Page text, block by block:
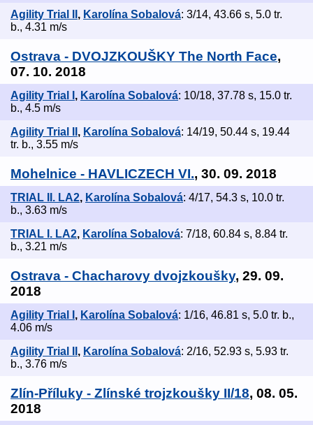
Agility Trial II , Karolína Sobalová: 3/14, 43.66 s, 5.0 tr.
b., 4.31 m/s
Ostrava - DVOJZKOUŠKY The North Face,
07. 10. 2018
Agility Trial I , Karolína Sobalová: 10/18, 37.78 s, 15.0 tr.
b., 4.5 m/s
Agility Trial II , Karolína Sobalová: 14/19, 50.44 s, 19.44
tr. b., 3.55 m/s
Mohelnice - HAVLICZECH VI., 30. 09. 2018
TRIAL II. LA2, Karolína Sobalová: 4/17, 54.3 s, 10.0 tr.
b., 3.63 m/s
TRIAL I. LA2, Karolína Sobalová: 7/18, 60.84 s, 8.84 tr.
b., 3.21 m/s
Ostrava - Chacharovy dvojzkoušky, 29. 09.
2018
Agility Trial I , Karolína Sobalová: 1/16, 46.81 s, 5.0 tr. b.,
4.06 m/s
Agility Trial II , Karolína Sobalová: 2/16, 52.93 s, 5.93 tr.
b., 3.76 m/s
Zlín-Příluky - Zlínské trojzkoušky II/18, 08. 05.
2018